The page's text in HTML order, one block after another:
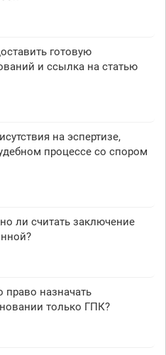
готовую
и ссылка на статью
на эспертизе,
процессе со спором
ли считать заключение
право назначать
только ГПК?